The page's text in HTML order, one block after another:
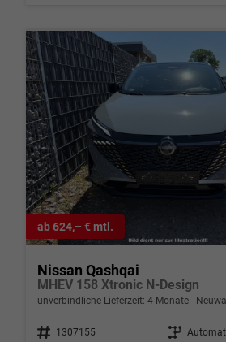
ab 624,– € mtl.
Nissan Qashqai
MHEV 158 Xtronic N-Design
unverbindliche Lieferzeit: 4 Monate
Fahrzeugnr. 1307155 Getriebe